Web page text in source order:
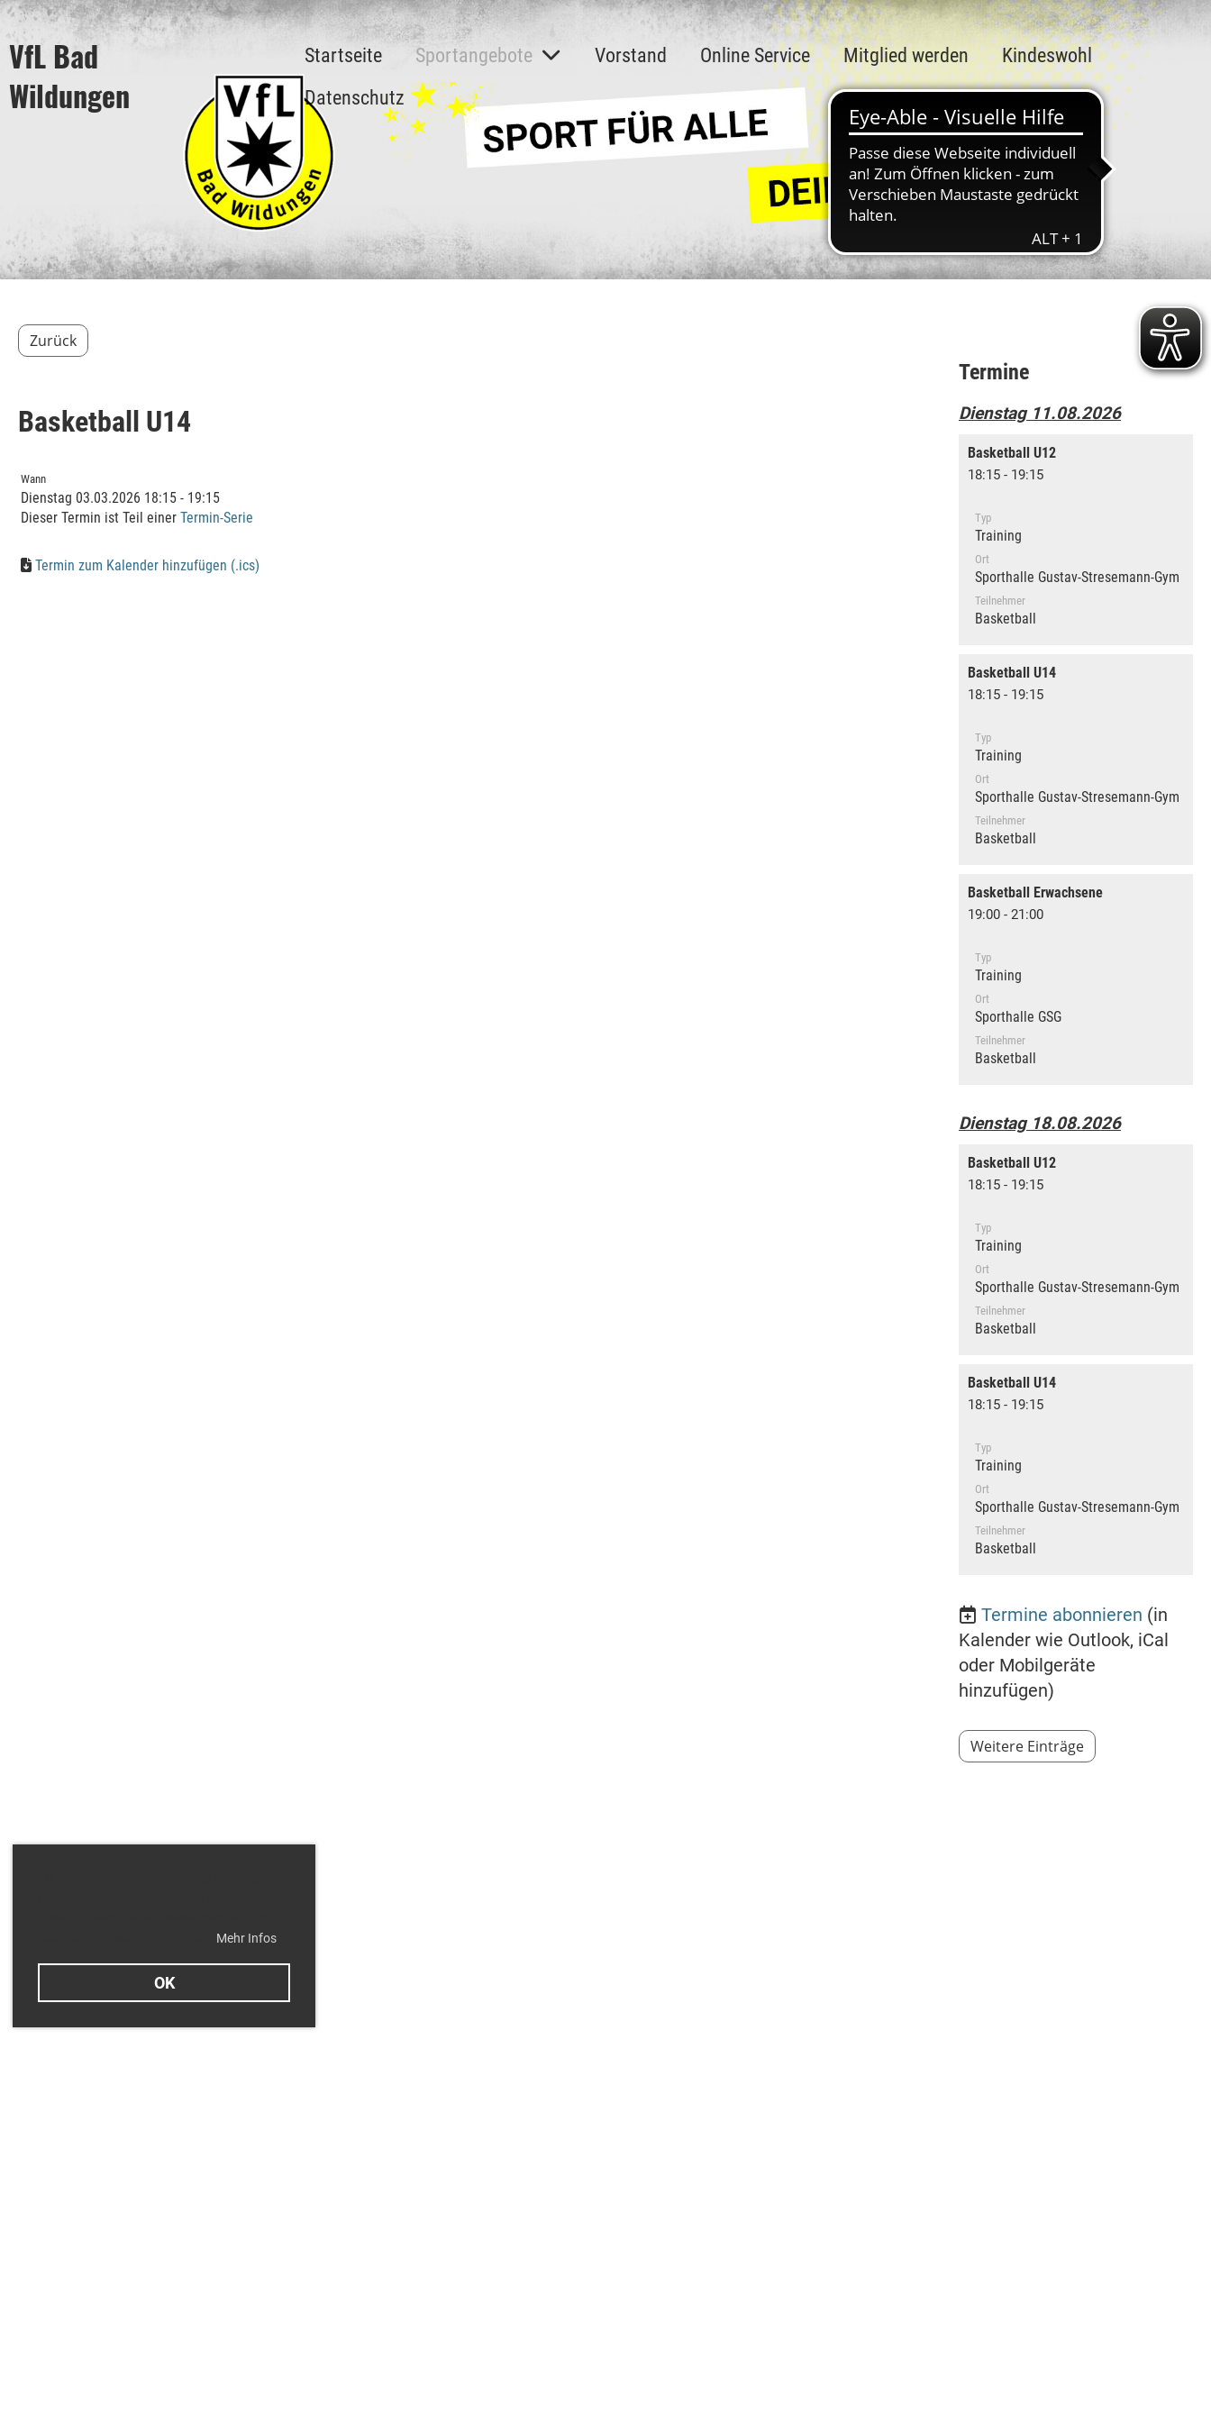
Mehr Infos
OK
Startseite Sportangebote Vorstand Online Service Mitglied werden
Kindeswohl
Datenschutz
VfL Bad
Wildungen
Zurück
Basketball U14
Wann
Dienstag 03.03.2026 18:15 - 19:15
Dieser Termin ist Teil einer Termin-Serie
Termin zum Kalender hinzufügen (.ics)
Termine
Dienstag 11.08.2026
Basketball U12
18:15 - 19:15
Typ
Training
Ort
Sporthalle Gustav-Stresemann-
Teilnehmer
Basketball
Basketball U14
18:15 - 19:15
Typ
Training
Ort
Sporthalle Gustav-Stresemann-
Teilnehmer
Basketball
Basketball Erwachsene
19:00 - 21:00
Typ
Training
Ort
Sporthalle GSG
Teilnehmer
Basketball
Dienstag 18.08.2026
Basketball U12
18:15 - 19:15
Typ
Training
Ort
Sporthalle Gustav-Stresemann-
Teilnehmer
Basketball
Basketball U14
18:15 - 19:15
Typ
Training
Ort
Sporthalle Gustav-Stresemann-
Teilnehmer
Basketball
Termine abonnieren (in
Kalender wie Outlook, iCal
oder Mobilgeräte
hinzufügen)
Weitere Einträge